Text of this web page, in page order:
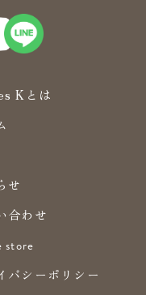
Kとは
せ
合わせ
store
バシーポリシー